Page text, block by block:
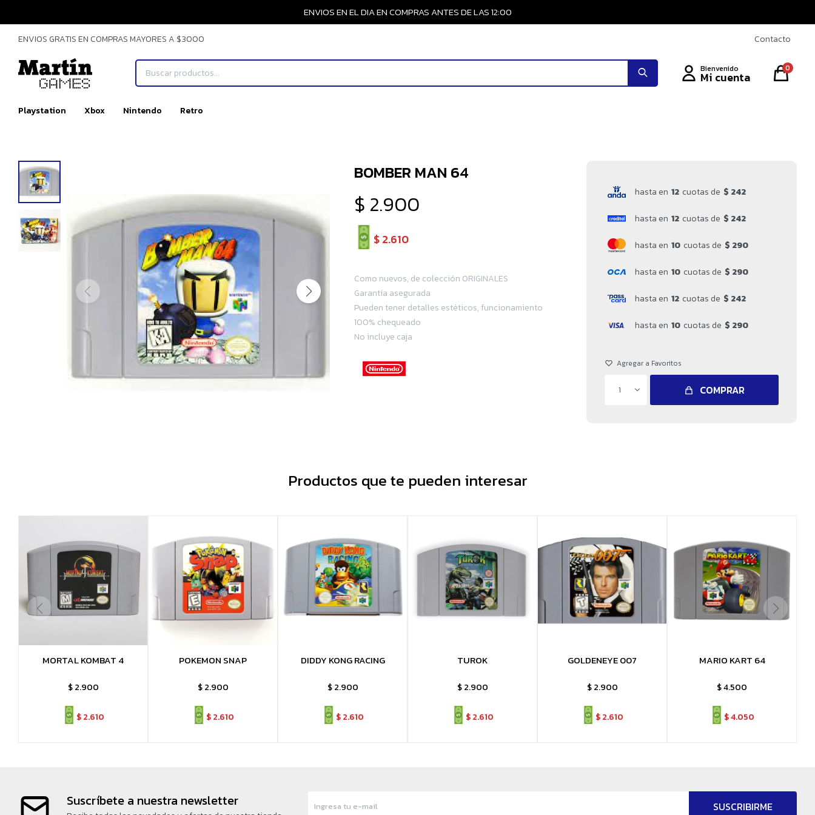
ENVIOS EN EL DIA EN COMPRAS ANTES DE LAS 12:00
Playstation Xbox Nintendo Retro
0
ENVIOS GRATIS EN COMPRAS MAYORES A $3000 Contacto
BOMBER MAN 64
$ 2.900
$ 2.610
Como nuevos, de colección ORIGINALES
Garantía asegurada
Pueden tener detalles estéticos, funcionamiento
100% chequeado
No incluye caja
hasta en 12 cuotas de $ 242
hasta en 12 cuotas de $ 242
hasta en 10 cuotas de $ 290
hasta en 10 cuotas de $ 290
hasta en 12 cuotas de $ 242
hasta en 10 cuotas de $ 290
1 COMPRAR
Productos que te pueden interesar
MORTAL KOMBAT 4
$ 2.900
$2.610
POKEMON SNAP
$ 2.900
$2.610
DIDDY KONG RACING
$ 2.900
$2.610
TUROK
$ 2.900
$2.610
GOLDENEYE 007
$ 2.900
$2.610
MARIO KART 64
$4.500
$4.050
Suscríbete a nuestra newsletter SUSCRIBIRME